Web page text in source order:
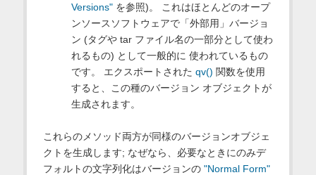
Versions"を参照)。 これはほとんどのオープ
ンソースソフトウェアで「外部用」バージョ
ン (タグや tar ファイル名の一部分として使わ
れるもの) として一般的に 使われているもの
です。 エクスポートされた qv() 関数を使用
すると、この種のバージョン オブジェクトが
生成されます。
これらのメソッド両方が同様のバージョンオブジェ
クトを生成します; なぜなら、必要なときにのみデ
フォルトの文字列化はバージョンの "Normal Form"